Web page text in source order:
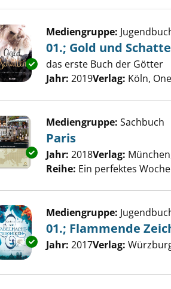
Exemplar-Details von 01.; Gold
Mediengruppe:
01.; Gold und
das erste Buch der Götter
Suche nach diesem
Jahr: 2019Verlag: Köln,
Exemplar-Details von Paris
Mediengruppe: Sachbuch
Paris
Suche nach diesem
Jahr: 2018Verlag:
Reihe: Ein perfektes
Exemplar-Details von 01.;
Mediengruppe:
01.; Flammende
Suche nach diesem
Jahr: 2017Verlag: